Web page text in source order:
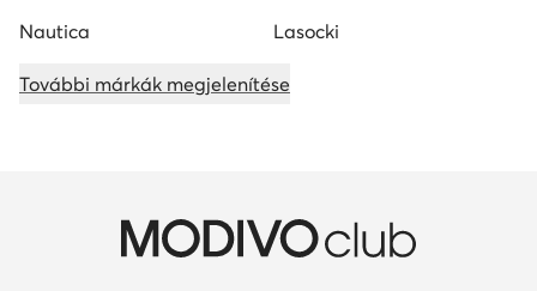
Nautica Lasocki
További márkák megjelenítése